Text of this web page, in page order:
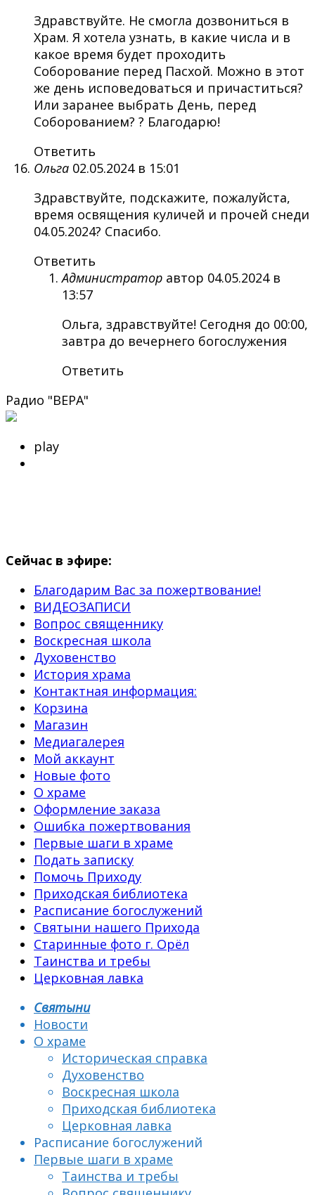
Здравствуйте. Не смогла дозвониться в
Храм. Я хотела узнать, в какие числа и в
какое время будет проходить
Соборование перед Пасхой. Можно в этот
же день исповедоваться и причаститься?
Или заранее выбрать День, перед
Соборованием? ? Благодарю!
Ответить
Ольга 02.05.2024 в 15:01
Здравствуйте, подскажите, пожалуйста,
время освящения куличей и прочей снеди
04.05.2024? Спасибо.
Ответить
Администратор автор 04.05.2024 в
13:57
Ольга, здравствуйте! Сегодня до 00:00,
завтра до вечернего богослужения
Ответить
Радио "ВЕРА"
play
Сейчас в эфире:
Благодарим Вас за пожертвование!
ВИДЕОЗАПИСИ
Вопрос священнику
Воскресная школа
Духовенство
История храма
Контактная информация:
Корзина
Магазин
Медиагалерея
Мой аккаунт
Новые фото
О храме
Оформление заказа
Ошибка пожертвования
Первые шаги в храме
Подать записку
Помочь Приходу
Приходская библиотека
Расписание богослужений
Святыни нашего Прихода
Старинные фото г. Орёл
Таинства и требы
Церковная лавка
Святыни
Новости
О храме
Историческая справка
Духовенство
Воскресная школа
Приходская библиотека
Церковная лавка
Расписание богослужений
Первые шаги в храме
Таинства и требы